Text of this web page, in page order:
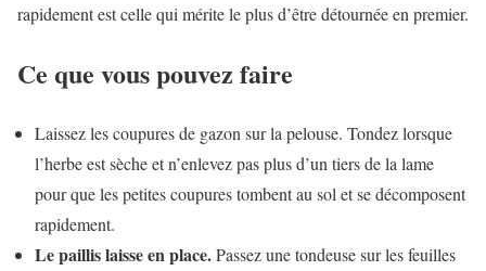
rapidement est celle qui mérite le plus d’être détournée en premier.
Ce que vous pouvez faire
Laissez les coupures de gazon sur la pelouse. Tondez lorsque
l’herbe est sèche et n’enlevez pas plus d’un tiers de la lame
pour que les petites coupures tombent au sol et se décomposent
rapidement.
Le paillis laisse en place.Passez une tondeuse sur les feuilles